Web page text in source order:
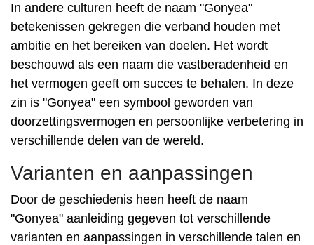
In andere culturen heeft de naam "Gonyea"
betekenissen gekregen die verband houden met
ambitie en het bereiken van doelen. Het wordt
beschouwd als een naam die vastberadenheid en
het vermogen geeft om succes te behalen. In deze
zin is "Gonyea" een symbool geworden van
doorzettingsvermogen en persoonlijke verbetering in
verschillende delen van de wereld.
Varianten en aanpassingen
Door de geschiedenis heen heeft de naam
"Gonyea" aanleiding gegeven tot verschillende
varianten en aanpassingen in verschillende talen en